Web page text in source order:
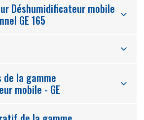
Déshumidificateur mobile
GE 165
la gamme
mobile - GE